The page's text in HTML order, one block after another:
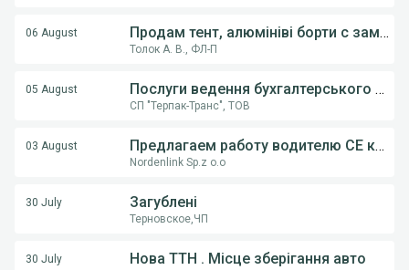
06 August Продам тент, алюмініві борти с замками, на напівпричіпи KOGEL, Krona.
Толок А. В., ФЛ-П
05 August Послуги ведення бухгалтерського обліку ФОП,ТОВ
СП "Терпак-Транс", ТОВ
03 August Предлагаем работу водителю СE категории на грузовом автовозе
Nordenlink Sp.z o.o
30 July Загублені
Терновское,ЧП
30 July Нова ТТН . Місце зберігання авто